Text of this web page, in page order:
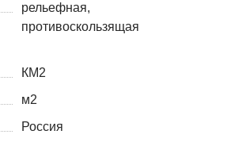
рельефная,
противоскользящая
КМ2
м2
Россия